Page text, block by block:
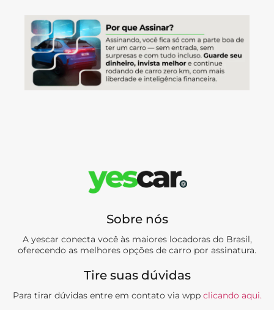
Sobre nós
A yescar conecta você às maiores locadoras do Brasil,
oferecendo as melhores opções de carro por assinatura.
Tire suas dúvidas
Para tirar dúvidas entre em contato via wpp clicando aqui.